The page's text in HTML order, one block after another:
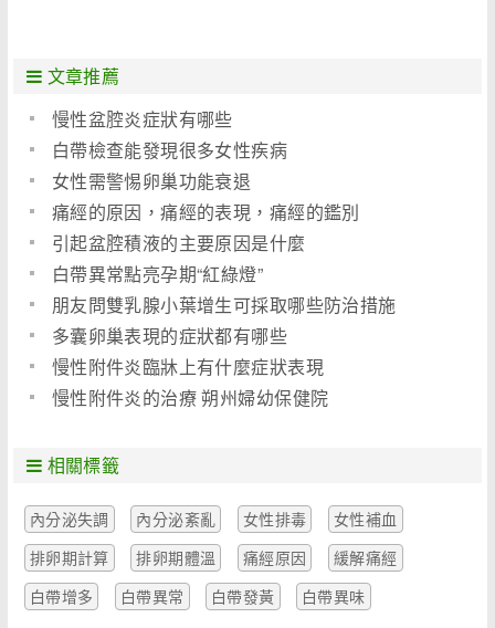
文章推薦
慢性盆腔炎症狀有哪些
白帶檢查能發現很多女性疾病
女性需警惕卵巢功能衰退
痛經的原因，痛經的表現，痛經的鑑別
引起盆腔積液的主要原因是什麼
白帶異常點亮孕期“紅綠燈”
朋友問雙乳腺小葉增生可採取哪些防治措施
多囊卵巢表現的症狀都有哪些
慢性附件炎臨牀上有什麼症狀表現
慢性附件炎的治療 朔州婦幼保健院
相關標籤
內分泌失調 內分泌紊亂 女性排毒
女性補血
排卵期計算
排卵期體溫 痛經原因
緩解痛經
白帶增多
白帶異常 白帶發黃 白帶異味